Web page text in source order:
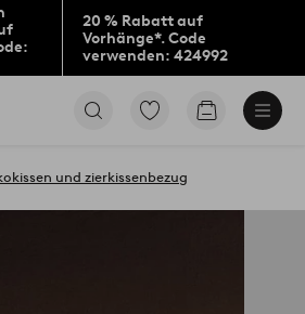
20 % Rabatt auf
Vorhänge*. Code
verwenden: 424992
Zu
Favoriten
Produkten
Zum
und zierkissenbezug